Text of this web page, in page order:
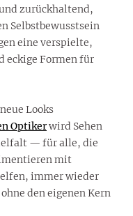
zurückhaltend,
Selbstbewusstsein
eine verspielte,
eckige Formen für
Looks
Optikerwird Sehen
— für alle, die
mit
immer wieder
den eigenen Kern